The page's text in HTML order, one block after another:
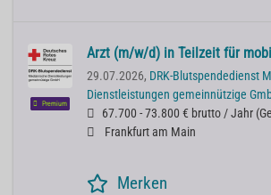
Premium
Arzt (m/w/d) in Teilzeit für
29.07.2026, DRK-Blutspendedienst
Dienstleistungen gemeinnützige
67.700 - 73.800 € brutto / Jahr (
Frankfurt am Main
Merken